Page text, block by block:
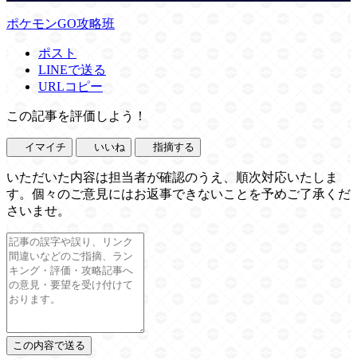
ポケモンGO攻略班
ポスト
LINEで送る
URLコピー
この記事を評価しよう！
イマイチ いいね 指摘する
いただいた内容は担当者が確認のうえ、順次対応いたしま
す。個々のご意見にはお返事できないことを予めご了承くだ
さいませ。